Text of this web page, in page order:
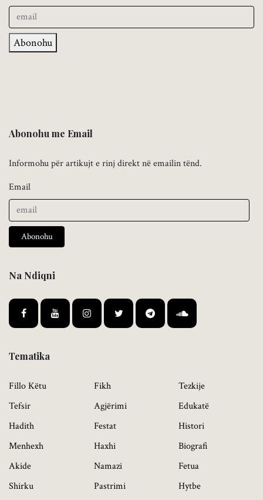
Abonohu
Abonohu me Email
Informohu për artikujt e rinj direkt në emailin tënd.
Email
Abonohu
Na Ndiqni
Tematika
Fillo Këtu
Tefsir
Hadith
Menhexh
Akide
Shirku
Fikh
Agjërimi
Festat
Haxhi
Namazi
Pastrimi
Tezkije
Edukatë
Histori
Biografi
Fetua
Hytbe